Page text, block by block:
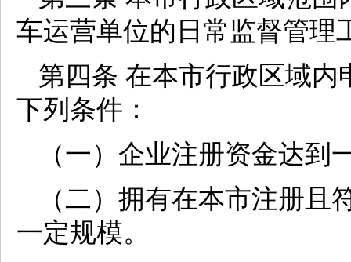
车运营单位的日常监督管理
第四条 在本市行政区域
下列条件：
（一）企业注册资金达到
（二）拥有在本市注册
一定规模。